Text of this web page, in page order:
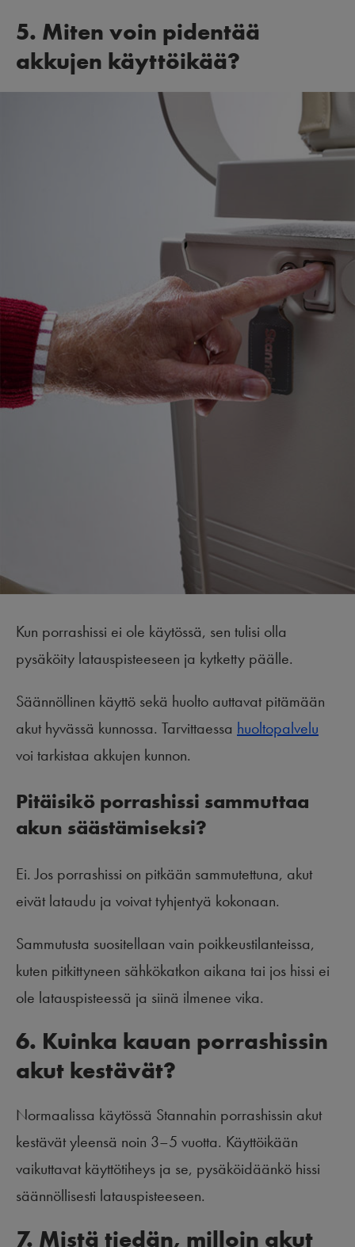
5. Miten voin pidentää
akkujen käyttöikää?
Kun porrashissi ei ole käytössä, sen tulisi olla
pysäköity latauspisteeseen ja kytketty päälle.
Säännöllinen käyttö sekä huolto auttavat pitämään
akut hyvässä kunnossa. Tarvittaessa huoltopalvelu
voi tarkistaa akkujen kunnon.
Pitäisikö porrashissi sammuttaa
akun säästämiseksi?
Ei. Jos porrashissi on pitkään sammutettuna, akut
eivät lataudu ja voivat tyhjentyä kokonaan.
Sammutusta suositellaan vain poikkeustilanteissa,
kuten pitkittyneen sähkökatkon aikana tai jos hissi ei
ole latauspisteessä ja siinä ilmenee vika.
6. Kuinka kauan porrashissin
akut kestävät?
Normaalissa käytössä Stannahin porrashissin akut
kestävät yleensä noin 3–5 vuotta. Käyttöikään
vaikuttavat käyttötiheys ja se, pysäköidäänkö hissi
säännöllisesti latauspisteeseen.
7. Mistä tiedän, milloin akut